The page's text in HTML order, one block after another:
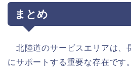
まとめ
北陸道のサービスエリアは、
にサポートする重要な存在です